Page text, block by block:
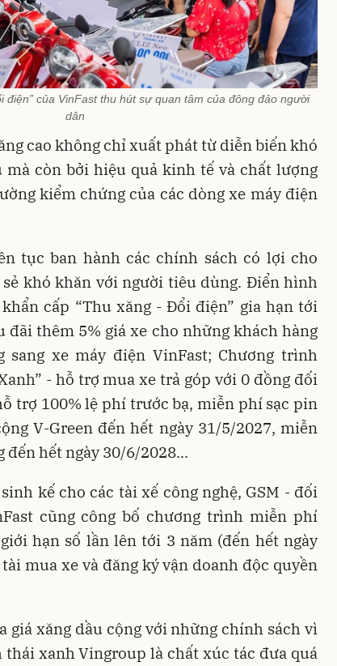
điện” của VinFast thu hút sự quan tâm của đông đảo người
dân
cao không chỉ xuất phát từ diễn biến khó
mà còn bởi hiệu quả kinh tế và chất lượng
kiểm chứng của các dòng xe máy điện
tục ban hành các chính sách có lợi cho
khó khăn với người tiêu dùng. Điển hình
cấp “Thu xăng - Đổi điện” gia hạn tới
đãi thêm 5% giá xe cho những khách hàng
xe máy điện VinFast; Chương trình
- hỗ trợ mua xe trả góp với 0 đồng đối
trợ 100% lệ phí trước bạ, miễn phí sạc pin
V-Green đến hết ngày 31/5/2027, miễn
hết ngày 30/6/2028...
kế cho các tài xế công nghệ, GSM - đối
cũng công bố chương trình miễn phí
hạn số lần lên tới 3 năm (đến hết ngày
mua xe và đăng ký vận doanh độc quyền
giá xăng dầu cộng với những chính sách vì
xanh Vingroup là chất xúc tác đưa quá